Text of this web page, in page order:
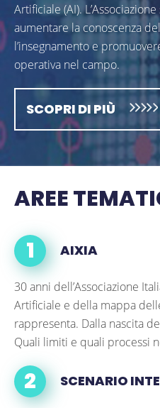
Artificiale (AI).
aumentare la conoscenza
l’insegnamento e
operativa nel campo.
SCOPRI DI PIÙ
AREE
AIXIA
30 anni dell’Associazione
Artificiale e della mappa
rappresenta. Dalla nascita
Quali limiti e quali processi
SCENARIO